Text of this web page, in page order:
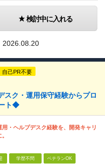
検討中に入れる
2026.08.20
自己PR不要
スク・運用保守経験からプロ
ト◆
用・ヘルプデスク経験を、開発キャリ
学歴不問 ベテランOK